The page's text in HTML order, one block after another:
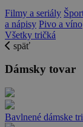
Filmy a seriály
a nápisy Pivo a víno
Všetky tričká
späť
Dámsky tovar
Bavlnené dámske